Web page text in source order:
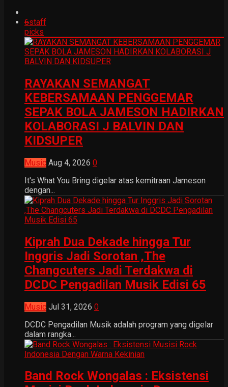
6staff
picks
RAYAKAN SEMANGAT
KEBERSAMAAN PENGGEMAR
SEPAK BOLA JAMESON HADIRKAN
KOLABORASI J BALVIN DAN
KIDSUPER
Music Aug 4, 2026 0
It's What You Bring digelar atas kemitraan Jameson
dengan...
Kiprah Dua Dekade hingga Tur
Inggris Jadi Sorotan ,The
Changcuters Jadi Terdakwa di
DCDC Pengadilan Musik Edisi 65
Music Jul 31, 2026 0
DCDC Pengadilan Musik adalah program yang digelar
dalam rangka...
Band Rock Wongalas : Eksistensi